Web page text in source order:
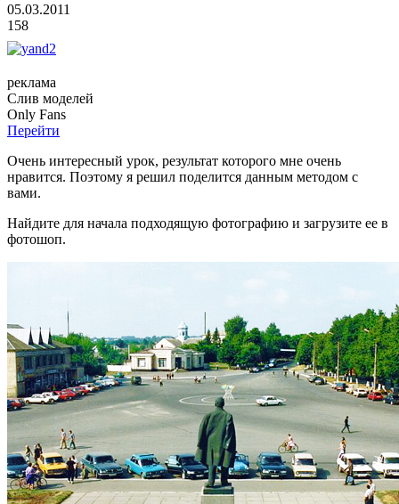
05.03.2011
158
реклама
Слив моделей
Only Fans
Перейти
Очень интересный урок, результат которого мне очень
нравится. Поэтому я решил поделится данным методом с
вами.
Найдите для начала подходящую фотографию и загрузите ее в
фотошоп.